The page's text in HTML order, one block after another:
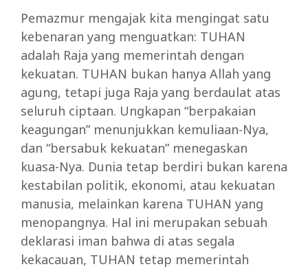
Pemazmur mengajak kita mengingat satu
kebenaran yang menguatkan: TUHAN
adalah Raja yang memerintah dengan
kekuatan. TUHAN bukan hanya Allah yang
agung, tetapi juga Raja yang berdaulat atas
seluruh ciptaan. Ungkapan “berpakaian
keagungan” menunjukkan kemuliaan-Nya,
dan “bersabuk kekuatan” menegaskan
kuasa-Nya. Dunia tetap berdiri bukan karena
kestabilan politik, ekonomi, atau kekuatan
manusia, melainkan karena TUHAN yang
menopangnya. Hal ini merupakan sebuah
deklarasi iman bahwa di atas segala
kekacauan, TUHAN tetap memerintah